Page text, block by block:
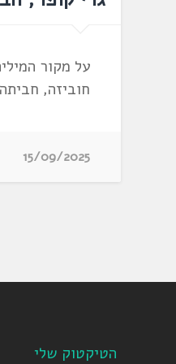
על מקור
חוביזה,
15/09/2025
הטיקטוק שלי